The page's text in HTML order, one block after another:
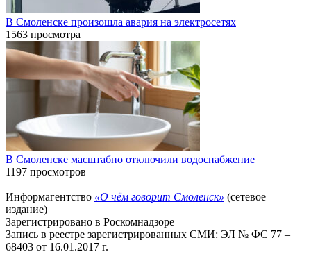
В Смоленске произошла авария на электросетях
1563 просмотра
В Смоленске масштабно отключили водоснабжение
1197 просмотров
Информагентство «О чём говорит Смоленск» (сетевое
издание)
Зарегистрировано в Роскомнадзоре
Запись в реестре зарегистрированных СМИ: ЭЛ № ФС 77 –
68403 от 16.01.2017 г.